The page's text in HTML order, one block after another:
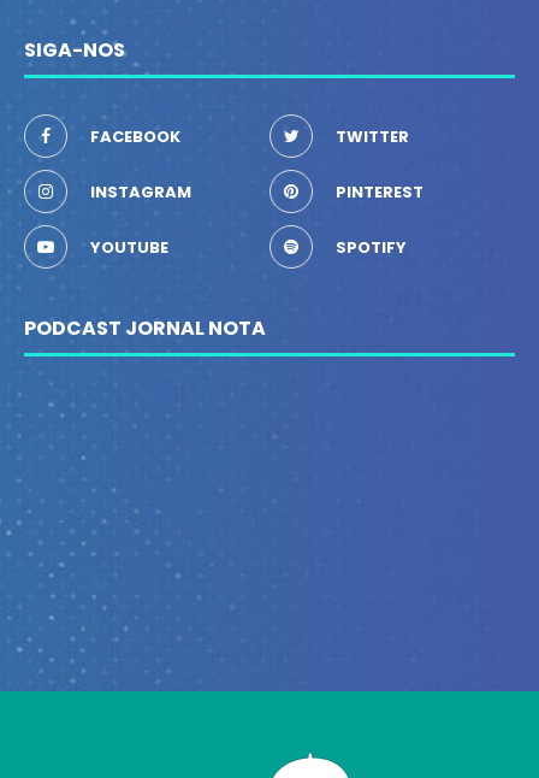
SIGA-NOS
FACEBOOK TWITTER
INSTAGRAM PINTEREST
YOUTUBE SPOTIFY
PODCAST JORNAL NOTA